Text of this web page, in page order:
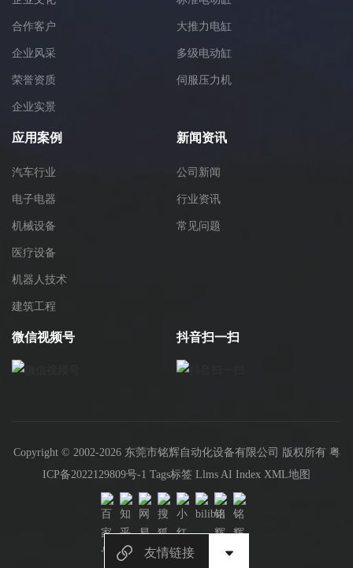
合作客户
企业风采
荣誉资质
企业实景
大推力电缸
多级电动缸
伺服压力机
应用案例
汽车行业
电子电器
机械设备
医疗设备
机器人技术
建筑工程
新闻资讯
公司新闻
行业资讯
常见问题
微信视频号 抖音扫一扫
Copyright © 2002-2026 东莞市铭辉自动化设备有限公司 版权所有 粤
ICP备2022129809号-1 Tags标签 Llms AI Index XML地图
友情链接